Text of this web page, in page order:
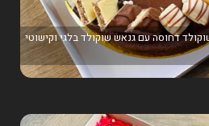
דחוסה עם גנאש שוקולד בלגי וקישוטי